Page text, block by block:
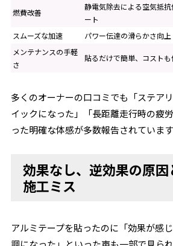
燃費改善
静電気除去による空気抵
ート
スムーズな加速
パワー伝達の滑らかさ向上
メンテナンスの手軽
さ
貼るだけで簡単、コスト
多くのオーナーの口コミでも「ステア
イックになった」「長距離走行時の疲
った明確な体感が多数報告されています
効果なし、逆効果の原因
施工ミス
アルミテープを貼ったのに「効果が感